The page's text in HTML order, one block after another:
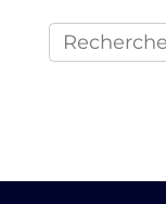
Search
for: